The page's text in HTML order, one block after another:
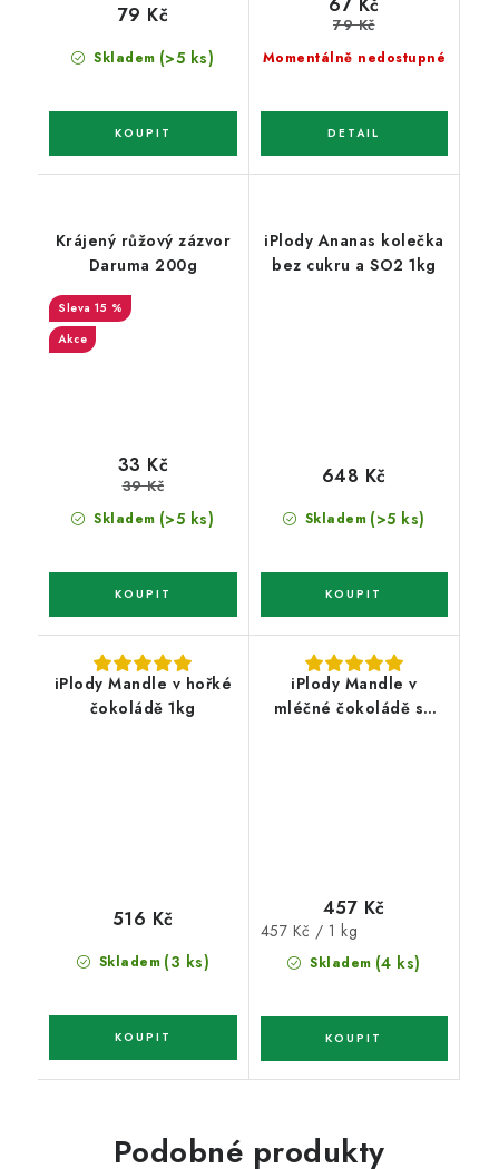
Skladem (>5 ks)
79 Kč
Momentálně nedostupné
79 Kč
Krájený růžový zázvor
Daruma 200g
15 %
Akce
Skladem (>5 ks)
33 Kč
39 Kč
iPlody Ananas kolečka
bez cukru a SO2 1kg
Skladem (>5 ks)
648 Kč
iPlody Mandle v hořké
čokoládě 1kg
Skladem (3 ks)
516 Kč
iPlody Mandle v
mléčné čokoládě se
Skladem (4 ks)
457 Kč
Měrná
cena:
457 Kč / 1 kg
Podobné produkty